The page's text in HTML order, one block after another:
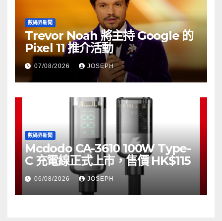
數碼界新聞
Trevor Noah 將主持 Google 的
Pixel 11 推介活動
07/08/2026 JOSEPH
數碼界新聞
Mcdodo CA-3610 100W Type-
C 充電線正式上市，售價 HK$115
06/08/2026 JOSEPH